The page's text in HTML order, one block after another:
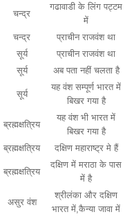
चन्द्र
गढावाडी के लिंग पट्टम
में
चन्द्र
प्राचीन राजवंश था
सूर्य
प्राचीन राजवंश था
सूर्य अब पता नहीं चलता है
सूर्य
यह वंश सम्पूर्ण भारत में
बिखर गया है
ब्रह्मक्षत्रिय
यह वंश भी भारत में
बिखर गया है
ब्रह्मक्षत्रिय दक्षिण महाराष्ट्र मे हैं
ब्रह्मक्षत्रिय
दक्षिण में मराठा के पास
में है
असुर वंश
श्रीलंका और दक्षिण
भारत में,कैन्या जावा में